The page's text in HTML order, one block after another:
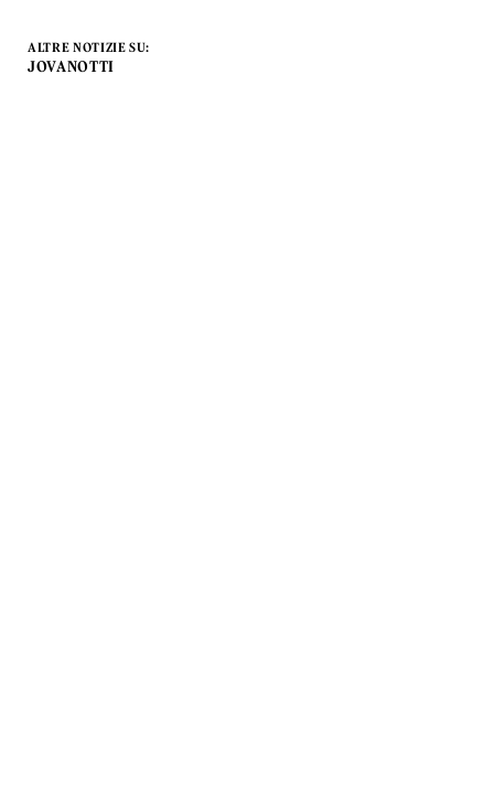
ALTRE NOTIZIE SU:
JOVANOTTI